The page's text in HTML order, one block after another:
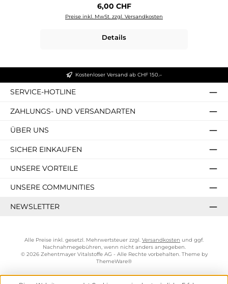
Regulärer Preis:
6,00 CHF
Preise inkl. MwSt. zzgl. Versandkosten
Details
Kostenloser Versand ab CHF 150.–
SERVICE-HOTLINE
ZAHLUNGS- UND VERSANDARTEN
ÜBER UNS
SICHER EINKAUFEN
UNSERE VORTEILE
UNSERE COMMUNITIES
NEWSLETTER
Alle Preise inkl. gesetzl. Mehrwertsteuer zzgl. Versandkosten und ggf.
Nachnahmegebühren, wenn nicht anders angegeben.
© 2026 Zehentmayer Vitalstoffe AG - Alle Rechte vorbehalten. Theme by
ThemeWare®